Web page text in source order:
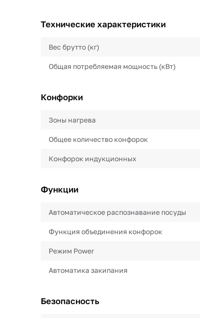
Технические характеристики
Вес брутто (кг)
Общая потребляемая мощность (кВт)
Конфорки
Зоны нагрева
Общее количество конфорок
Конфорок индукционных
Функции
Автоматическое распознавание посуды
Функция объединения конфорок
Режим Power
Автоматика закипания
Безопасность